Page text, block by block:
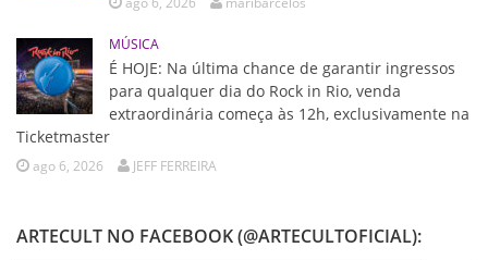
MÚSICA
É HOJE: Na última chance de garantir ingressos
para qualquer dia do Rock in Rio, venda
extraordinária começa às 12h, exclusivamente na
Ticketmaster
ago 6, 2026 JEFF FERREIRA
ARTECULT NO FACEBOOK (@ARTECULTOFICIAL):